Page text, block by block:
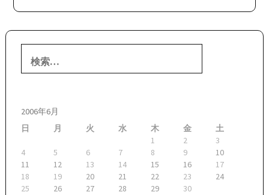
索:
2006年6月
日
月 火 水 木 金
土
1
2
3
4
5 6 7 8 9
10
11
12 13 14 15 16
17
18
19 20 21 22 23
24
25
26 27 28 29 30